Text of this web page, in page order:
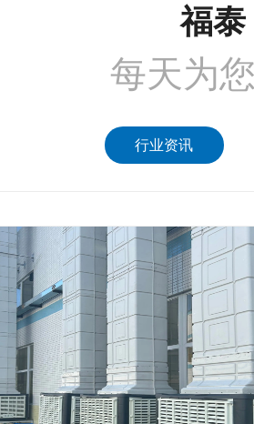
福泰
每天为
行业资讯